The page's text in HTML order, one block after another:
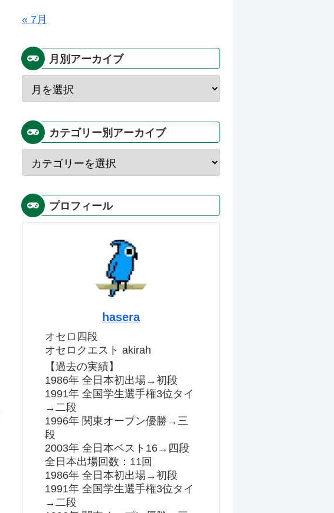
« 7月
月別アーカイブ
カテゴリー別アーカイブ
プロフィール
hasera
オセロ四段
オセロクエスト akirah
【過去の実績】
1986年 全日本初出場→初段
1991年 全国学生選手権3位タイ
→二段
1996年 関東オープン優勝→三
段
2003年 全日本ベスト16→四段
全日本出場回数：11回
1986年 全日本初出場→初段
1991年 全国学生選手権3位タイ
→二段